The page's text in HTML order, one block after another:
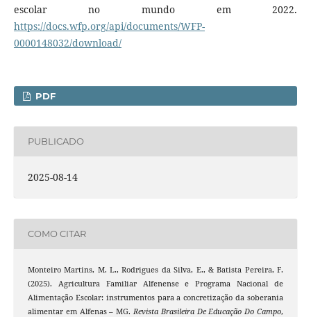
escolar no mundo em 2022.
https://docs.wfp.org/api/documents/WFP-
0000148032/download/
PDF
PUBLICADO
2025-08-14
COMO CITAR
Monteiro Martins, M. L., Rodrigues da Silva, E., & Batista Pereira, F.
(2025). Agricultura Familiar Alfenense e Programa Nacional de
Alimentação Escolar: instrumentos para a concretização da soberania
alimentar em Alfenas – MG. Revista Brasileira De Educação Do Campo,